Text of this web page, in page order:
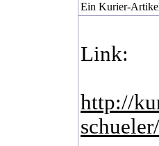
Ein Kurier-
Link:
http://